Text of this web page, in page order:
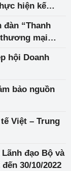
hiện kế
“Thanh
mại
hội Doanh
bảo nguồn
Việt – Trung
đạo Bộ và
30/10/2022